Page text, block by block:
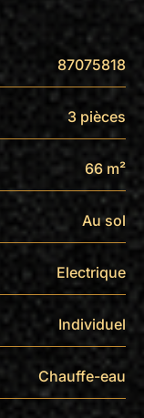
87075818
3 pièces
66 m²
Au sol
Electrique
Individuel
Chauffe-eau